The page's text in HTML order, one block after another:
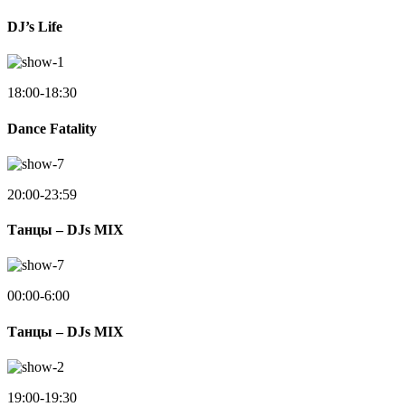
DJ’s Life
18:00-18:30
Dance Fatality
20:00-23:59
Танцы – DJs MIX
00:00-6:00
Танцы – DJs MIX
19:00-19:30